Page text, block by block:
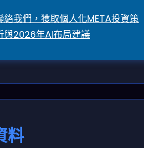
絡我們，獲取個人化META投資策
與2026年AI布局建議
料